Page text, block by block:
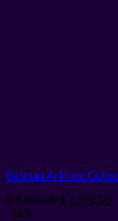
Batman Arkham
$9.000,00 El
$ 7.990,00El
-18%